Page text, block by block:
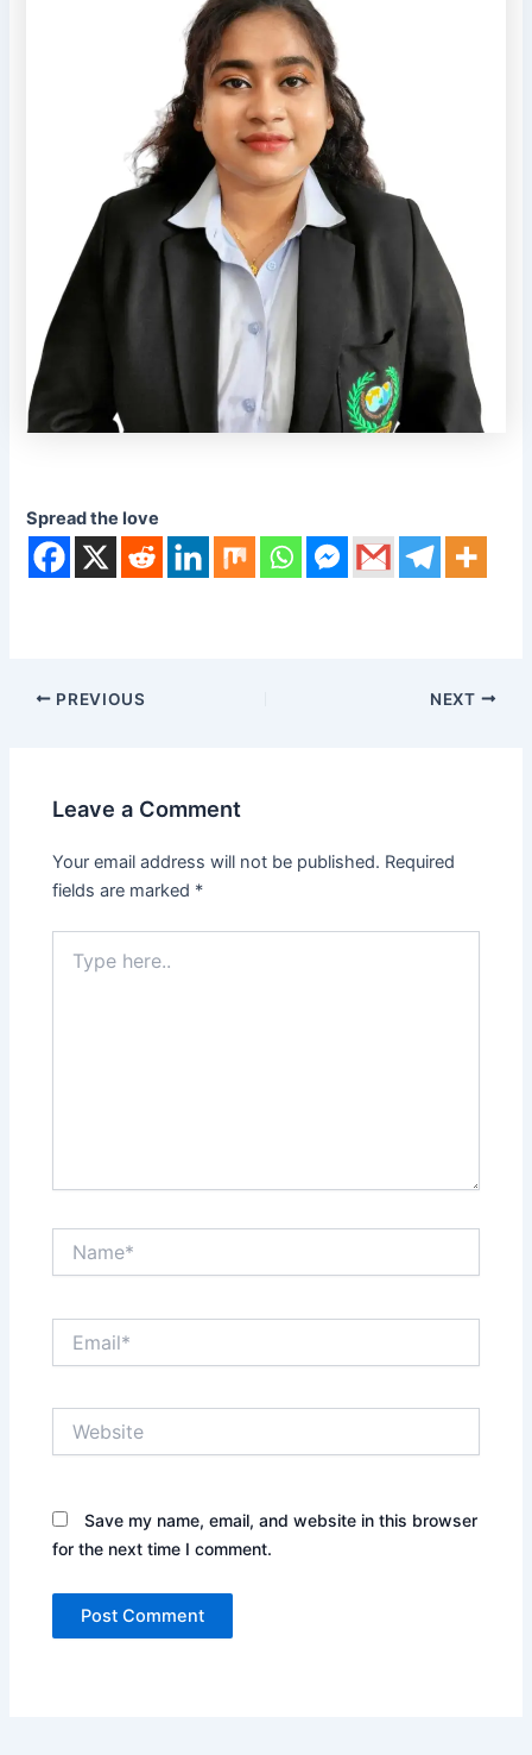
Spread the love
PREVIOUS NEXT
Leave a Comment
Your email address will not be published. Required
fields are marked *
here..
Save my name, email, and website in this browser
for the next time I comment.